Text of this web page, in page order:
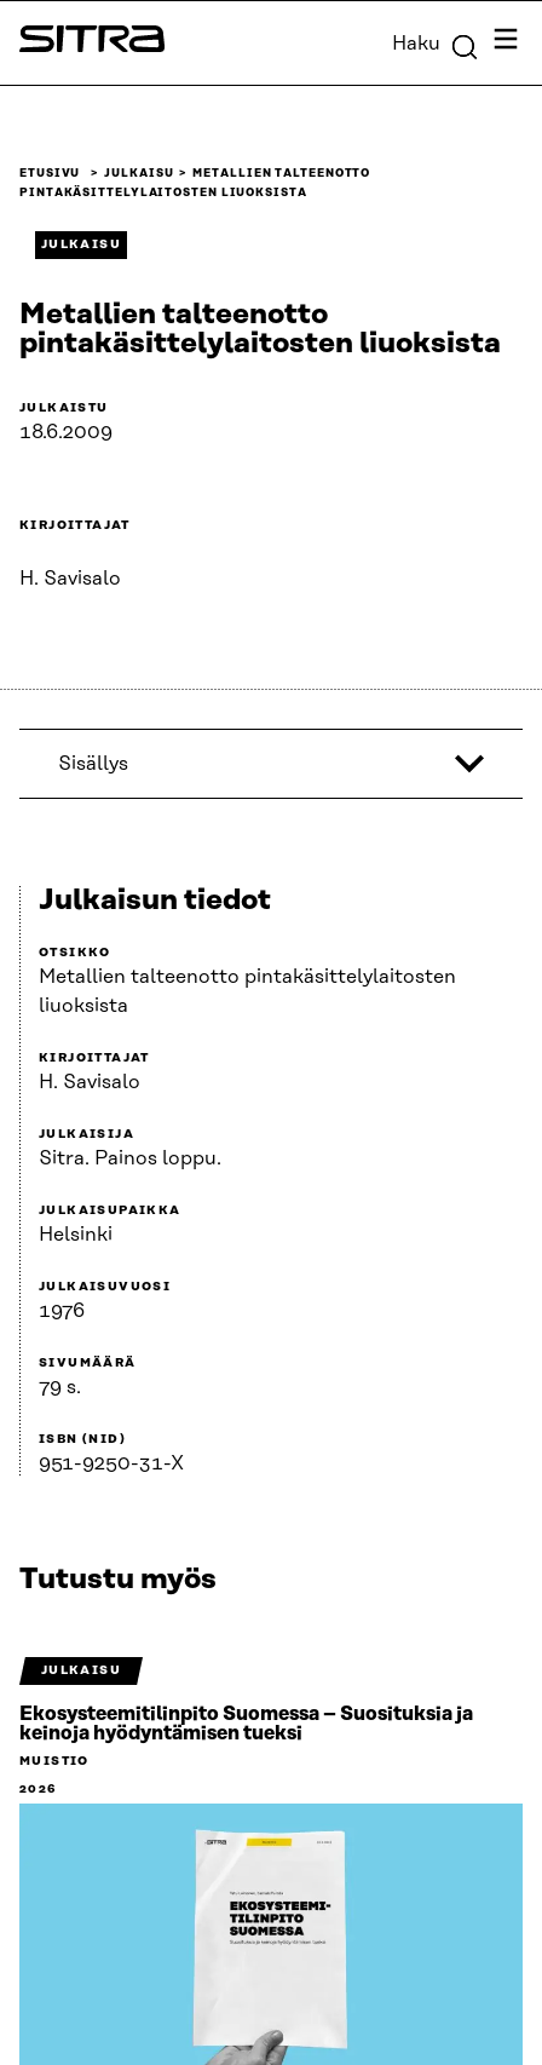
Siirry
suoraan
Sitra Haku
ETUSIVU JULKAISU
METALLIEN TALTEENOTTO
PINTAKÄSITTELYLAITOSTEN LIUOKSISTA
JULKAISU
Metallien talteenotto
pintakäsittelylaitosten liuoksista
JULKAISTU
18.6.2009
KIRJOITTAJAT
H. Savisalo
Sisällys
Julkaisun tiedot
OTSIKKO
Metallien talteenotto pintakäsittelylaitosten
liuoksista
KIRJOITTAJAT
H. Savisalo
JULKAISIJA
Sitra. Painos loppu.
JULKAISUPAIKKA
Helsinki
JULKAISUVUOSI
1976
SIVUMÄÄRÄ
79 s.
ISBN (NID)
951-9250-31-X
Tutustu myös
JULKAISU
Ekosysteemitilinpito Suomessa – Suosituksia ja
keinoja hyödyntämisen tueksi
MUISTIO
2026